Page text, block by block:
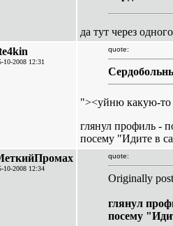
да тут через
10-2008 12:31
quote:
"><уйню какую-
глянул профиль -
посему "Идите в
10-2008 12:34
quote:
Originally
глянул
посему